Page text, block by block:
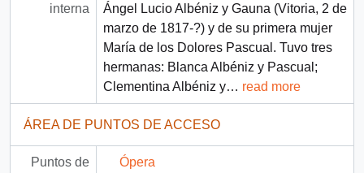
interna
Ángel Lucio Albéniz y Gauna (Vitoria, 2 de
marzo de 1817-?) y de su primera mujer
María de los Dolores Pascual. Tuvo tres
hermanas: Blanca Albéniz y Pascual;
Clementina Albéniz y… read more
ÁREA DE PUNTOS DE ACCESO
Puntos de
Ópera